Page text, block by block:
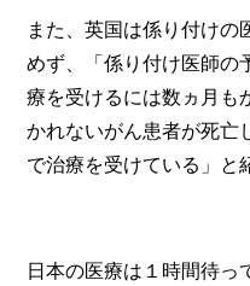
また、英国は係り付けの
めず、「係り付け医師の
療を受けるには数ヵ月も
かれないがん患者が死亡
で治療を受けている」と
日本の医療は１時間待っ